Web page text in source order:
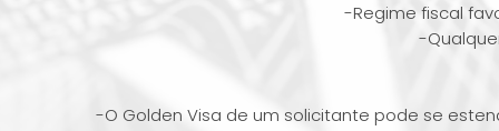
-Regime fiscal
-
-O Golden Visa de um solicitante pode se